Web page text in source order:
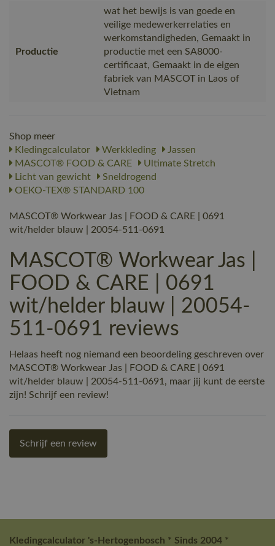
Productie
wat het bewijs is van goede en
veilige medewerkerrelaties en
werkomstandigheden, Gemaakt in
productie met een SA8000-
certificaat, Gemaakt in de eigen
fabriek van MASCOT in Laos of
Vietnam
Shop meer
Kledingcalculator
Werkkleding
Jassen
MASCOT® FOOD & CARE
Ultimate Stretch
Licht van gewicht
Sneldrogend
OEKO-TEX® STANDARD 100
MASCOT® Workwear Jas | FOOD & CARE | 0691
wit/helder blauw | 20054-511-0691
MASCOT® Workwear Jas |
FOOD & CARE | 0691
wit/helder blauw | 20054-
511-0691 reviews
Helaas heeft nog niemand een beoordeling geschreven over
MASCOT® Workwear Jas | FOOD & CARE | 0691
wit/helder blauw | 20054-511-0691, maar jij kunt de eerste
zijn! Schrijf een review!
Schrijf een review
Kledingcalculator 's-Hertogenbosch * Sinds 2004 *